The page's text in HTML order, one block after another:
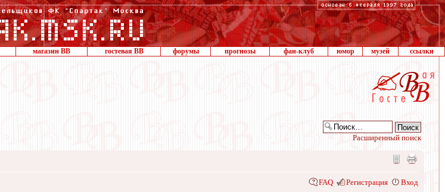
магазин ВВ гостевая ВВ форумы прогнозы фан-клуб юмор музей ссылки
Расширенный поиск
FAQ Регистрация Вход